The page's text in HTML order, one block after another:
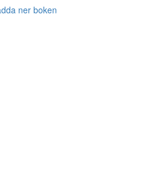
ner boken